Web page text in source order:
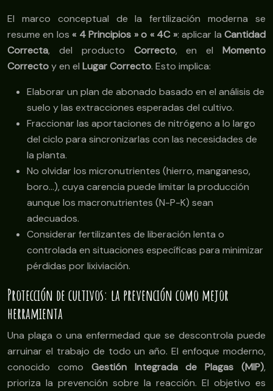
El marco conceptual de la fertilización moderna se
resume en los« 4 Principios » o « 4C »: aplicar laCantidad
Correcta, del producto Correcto, en el Momento
Correctoy en el Lugar Correcto. Esto implica:
Elaborar un plan de abonado basado en el análisis de
suelo y las extracciones esperadas del cultivo.
Fraccionar las aportaciones de nitrógeno a lo largo
del ciclo para sincronizarlas con las necesidades de
la planta.
No olvidar los micronutrientes (hierro, manganeso,
boro…), cuya carencia puede limitar la producción
aunque los macronutrientes (N-P-K) sean
adecuados.
Considerar fertilizantes de liberación lenta o
controlada en situaciones específicas para minimizar
pérdidas por lixiviación.
Protección de cultivos: la prevención como mejor
herramienta
Una plaga o una enfermedad que se descontrola puede
arruinar el trabajo de todo un año. El enfoque moderno,
conocido como Gestión Integrada de Plagas (MIP),
prioriza la prevención sobre la reacción. El objetivo es